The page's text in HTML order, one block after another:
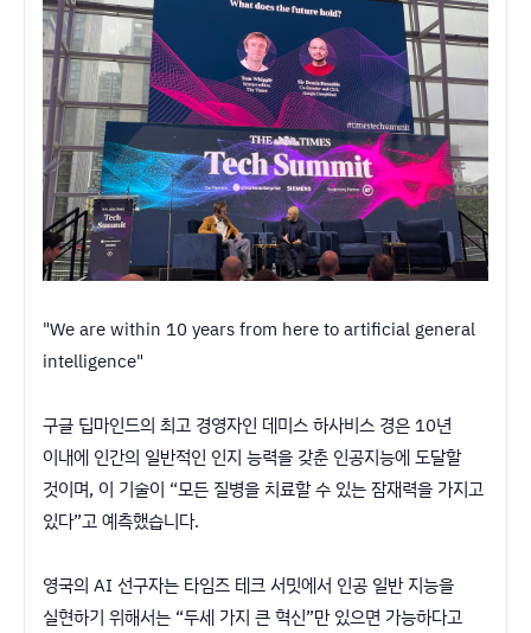
"We are within 10 years from here to artificial general
intelligence"
구글 딥마인드의 최고 경영자인 데미스 하사비스 경은 10년
이내에 인간의 일반적인 인지 능력을 갖춘 인공지능에 도달할
것이며, 이 기술이 “모든 질병을 치료할 수 있는 잠재력을 가지고
있다”고 예측했습니다.
영국의 AI 선구자는 타임즈 테크 서밋에서 인공 일반 지능을
실현하기 위해서는 “두세 가지 큰 혁신”만 있으면 가능하다고